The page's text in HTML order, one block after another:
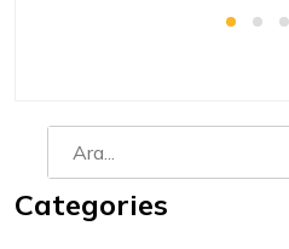
Categories